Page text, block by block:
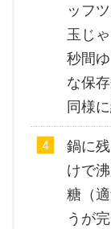
ッフ
玉じ
秒間
な保
同様
鍋に
けで
糖（
うが